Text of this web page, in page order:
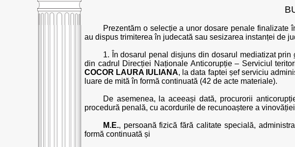
Prezentăm o selecție a unor dosare penale
au dispus trimiterea în judecată sau sesizarea instanței de
1. În dosarul penal disjuns din dosarul mediatizat prin
din cadrul Direcției Naționale Anticorupție – Serviciul
COCOR LAURA IULIANA, la data faptei șef serviciu
luare de mită în formă continuată (42 de acte materiale).
De asemenea, la aceeași dată, procurorii
procedură penală, cu acordurile de recunoaștere a
M.E., persoană fizică fără calitate specială,
formă continuată și